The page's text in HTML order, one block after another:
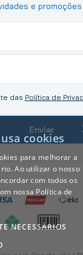
e
das Política de
Enviar
cookies
para melhorar a
Ao utilizar o nosso
com todos os
nossa Política de
NECESSÁRIOS